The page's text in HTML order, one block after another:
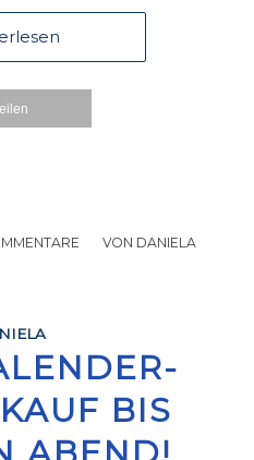
/ VON DANIELA
BIS